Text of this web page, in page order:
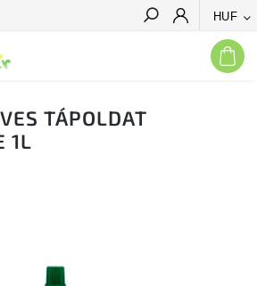
HUF
Keresés
TÁPOLDAT
1L